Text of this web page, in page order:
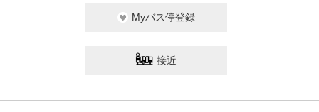
Myバス停登録
接近